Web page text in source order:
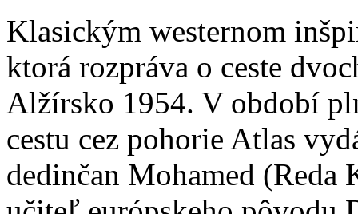
Klasickým westernom
ktorá rozpráva o ceste
Alžírsko 1954. V období
cestu cez pohorie Atlas
dedinčan Mohamed (Reda